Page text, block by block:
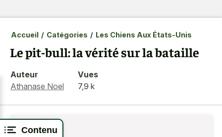
Contenu
Accueil / Catégories / Les Chiens Aux États-Unis
Le pit-bull: la vérité sur la bataille
Auteur
Athanase Noel
Vues
7,9 k